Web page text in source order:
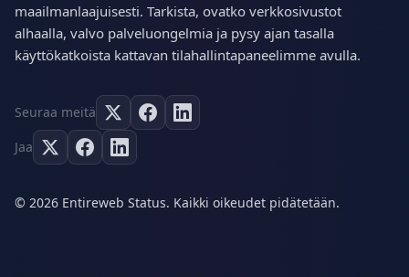
maailmanlaajuisesti. Tarkista, ovatko verkkosivustot
alhaalla, valvo palveluongelmia ja pysy ajan tasalla
käyttökatkoista kattavan tilahallintapaneelimme avulla.
Seuraa meitä
Jaa
© 2026 Entireweb Status. Kaikki oikeudet pidätetään.